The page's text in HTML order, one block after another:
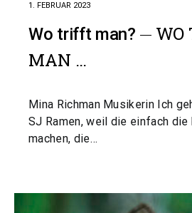
1. FEBRUAR 2023
Wo trifft man?
WO
MAN …
Mina Richman Musikerin Ich
SJ Ramen, weil die einfach
machen, die…